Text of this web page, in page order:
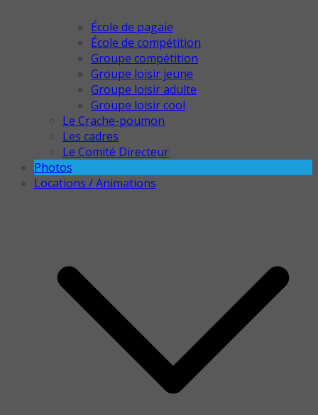
École de pagaie
École de compétition
Groupe compétition
Groupe loisir jeune
Groupe loisir adulte
Groupe loisir cool
Le Crache-poumon
Les cadres
Le Comité Directeur
Photos
Locations / Animations